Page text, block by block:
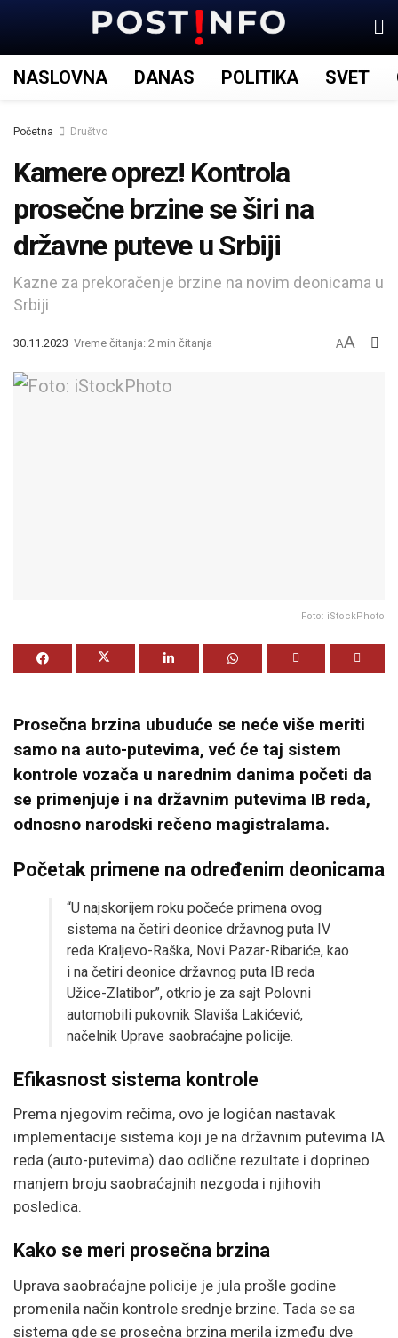
NASLOVNA DANAS POLITIKA SVET
Početna Društvo
Kamere oprez! Kontrola
prosečne brzine se širi na
državne puteve u Srbiji
Kazne za prekoračenje brzine na novim deonicama u
Srbiji
30.11.2023 Vreme čitanja: 2 min čitanja AA
Foto: iStockPhoto
Prosečna brzina ubuduće se neće više meriti
samo na auto-putevima, već će taj sistem
kontrole vozača u narednim danima početi da
se primenjuje i na državnim putevima IB reda,
odnosno narodski rečeno magistralama.
Početak primene na određenim deonicama
“U najskorijem roku počeće primena ovog
sistema na četiri deonice državnog puta IV
reda Kraljevo-Raška, Novi Pazar-Ribariće, kao
i na četiri deonice državnog puta IB reda
Užice-Zlatibor”, otkrio je za sajt Polovni
automobili pukovnik Slaviša Lakićević,
načelnik Uprave saobraćajne policije.
Efikasnost sistema kontrole
Prema njegovim rečima, ovo je logičan nastavak
implementacije sistema koji je na državnim putevima IA
reda (auto-putevima) dao odlične rezultate i doprineo
manjem broju saobraćajnih nezgoda i njihovih
posledica.
Kako se meri prosečna brzina
Uprava saobraćajne policije je jula prošle godine
promenila način kontrole srednje brzine. Tada se sa
sistema gde se prosečna brzina merila između dve